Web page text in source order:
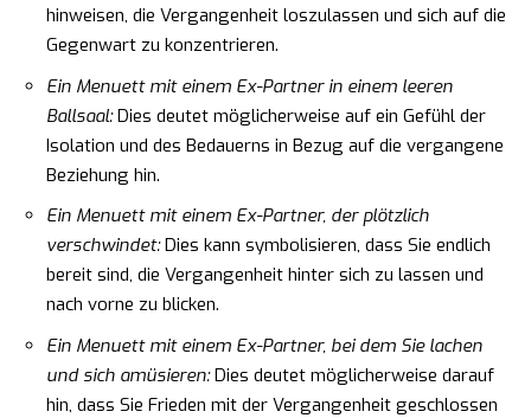
hinweisen, die Vergangenheit loszulassen und sich auf die
Gegenwart zu konzentrieren.
Ein Menuett mit einem Ex-Partner in einem leeren
Ballsaal:Dies deutet möglicherweise auf ein Gefühl der
Isolation und des Bedauerns in Bezug auf die vergangene
Beziehung hin.
Ein Menuett mit einem Ex-Partner, der plötzlich
verschwindet:Dies kann symbolisieren, dass Sie endlich
bereit sind, die Vergangenheit hinter sich zu lassen und
nach vorne zu blicken.
Ein Menuett mit einem Ex-Partner, bei dem Sie lachen
und sich amüsieren:Dies deutet möglicherweise darauf
hin, dass Sie Frieden mit der Vergangenheit geschlossen